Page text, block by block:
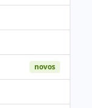
novos